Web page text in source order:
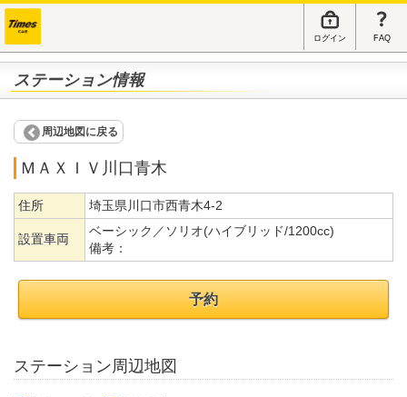
ログイン FAQ
ステーション情報
周辺地図に戻る
ＭＡＸＩＶ川口青木
住所 埼玉県川口市西青木4-2
設置車両
ベーシック／ソリオ(ハイブリッド/1200cc)
備考：
予約
ステーション周辺地図